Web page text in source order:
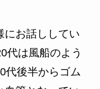
にお話ししてい
代は風船のよう
代後半からゴム